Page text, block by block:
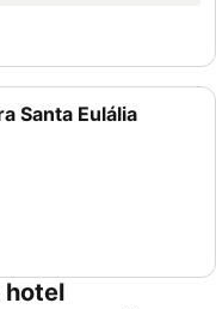
Santa Eulália
hotel